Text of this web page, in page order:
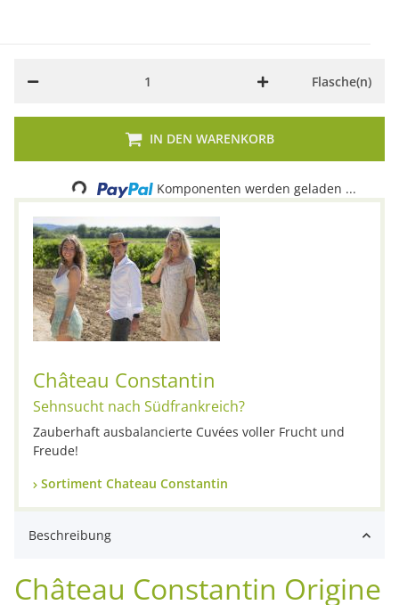
Flasche(n)
IN DEN WARENKORB
Loading... Komponenten werden geladen ...
Château Constantin
Sehnsucht nach Südfrankreich?
Zauberhaft ausbalancierte Cuvées voller Frucht und
Freude!
Sortiment Chateau Constantin
Beschreibung
Château Constantin Origine